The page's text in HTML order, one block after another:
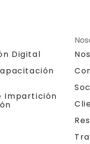
Digital
Impartición